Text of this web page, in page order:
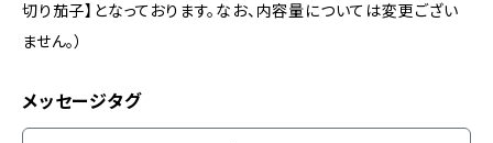
切り茄子】となっております。なお、内容量については変更ござい
ません。）
メッセージタグ